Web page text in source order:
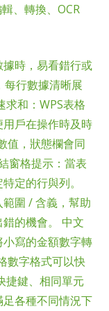
、轉換、OCR
時，易看錯行或
每行數據清晰展
求和：WPS表格
戶在操作時及時
值，狀態欄會同
窗格提示：當表
定的行與列。
圍 / 含義，幫助
的機會。 中文
寫的金額數字轉
數字格式可以快
捷鍵、相同單元
各種不同情況下